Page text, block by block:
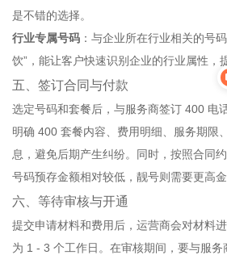
是不错的选择。
行业专属号码 ：与企业所在行业相关的号
饮”，能让客户快速识别企业的行业属性，
五、签订合同与付款
选定号码和套餐后，与服务商签订 400 电
明确 400 套餐内容、费用明细、服务期限
息，避免后期产生纠纷。同时，按照合同
号码预存金额相对较低，靓号则需要更高金
六、等待审核与开通
提交申请材料和费用后，运营商会对材料
为 1 - 3 个工作日。在审核期间，要与服务